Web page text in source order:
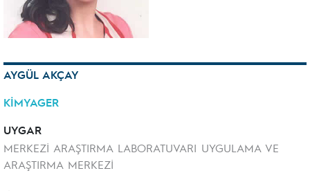
AYGÜL AKÇAY
KİMYAGER
UYGAR
MERKEZİ ARAŞTIRMA LABORATUVARI UYGULAMA VE
ARAŞTIRMA MERKEZİ